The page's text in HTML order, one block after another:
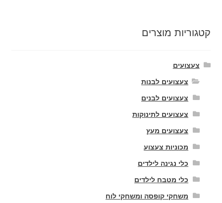
קטגוריות מוצרים
צעצועים
צעצועים לבנות
צעצועים לבנים
צעצועים לתינוקות
צעצועים מעץ
מכוניות צעצוע
כלי נגינה לילדים
כלי מטבח לילדים
משחקי קופסה ומשחקי לוח